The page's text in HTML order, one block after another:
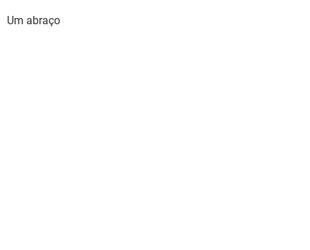
Um abraço